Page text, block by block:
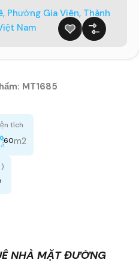
Phường Gia Viên, Thành
Nam
MT1685
tích
60m2
NHÀ MẶT ĐƯỜNG